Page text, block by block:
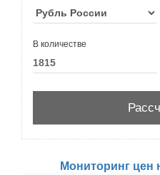
В количестве
Мониторинг цен